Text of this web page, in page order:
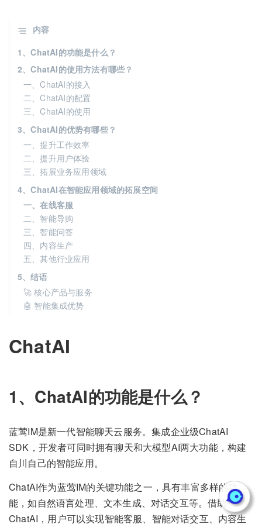
ChatAI
1、ChatAI的功能是什么？
蓝莺IM是新一代智能聊天云服务。集成企业级ChatAI
SDK，开发者可同时拥有聊天和大模型AI两大功能，构建
自川自己的智能应用。
ChatAI作为蓝莺IM的关键功能之一，具有丰富多样的功
能，如自然语言处理、文本生成、对话交互等。借助
ChatAI，用户可以实现智能客服、智能对话交互、内容生
内容
1、ChatAI的功能是什么？
2、ChatAI的使用方法有哪些？
一、ChatAI的接入
二、ChatAI的配置
三、ChatAI的使用
3、ChatAI的优势有哪些？
一、提升工作效率
二、提升用户体验
三、拓展业务应用领域
4、ChatAI在智能应用领域的拓展空间
一、在线客服
二、智能导购
三、智能问答
四、内容生产
五、其他行业应用
5、结语
🚀 核心产品与服务
🤖 智能集成优势